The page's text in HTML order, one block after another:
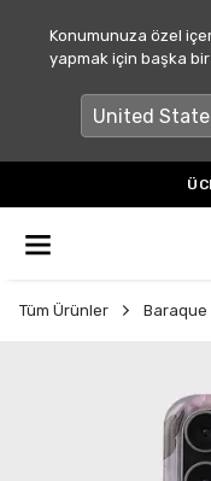
Konumunuza özel
yapmak için başka
Tüm Ürünler Baraque